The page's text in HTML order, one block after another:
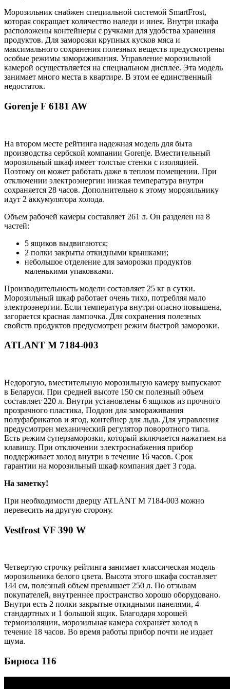
Морозильник снабжен специальной системой SmartFrost,
которая сокращает количество наледи и инея. Внутри шкафа
расположены контейнеры с ручками для удобства хранения
продуктов. Для заморозки крупных кусков мяса и
максимального сохранения полезных веществ предусмотрены
особые режимы замораживания. Управление морозильной
камерой осуществляется на специальном дисплее. Эта модель
занимает много места в квартире. В этом ее единственный
недостаток.
Gorenje F 6181 AW
На втором месте рейтинга надежная модель для быта
производства сербской компании Gorenje. Вместительный
морозильный шкаф имеет толстые стенки с изоляцией.
Поэтому он может работать даже в теплом помещении. При
отключении электроэнергии низкая температура внутри
сохраняется 28 часов. Дополнительно к этому морозильнику
идут 2 аккумулятора холода.
Объем рабочей камеры составляет 261 л. Он разделен на 8
частей:
5 ящиков выдвигаются;
2 полки закрыты откидными крышками;
небольшое отделение для заморозки продуктов
маленькими упаковками.
Производительность модели составляет 25 кг в сутки.
Морозильный шкаф работает очень тихо, потребляя мало
электроэнергии. Если температура внутри опасно повышена,
загорается красная лампочка. Для сохранения полезных
свойств продуктов предусмотрен режим быстрой заморозки.
ATLANT М 7184-003
Недорогую, вместительную морозильную камеру выпускают
в Беларуси. При средней высоте 150 см полезный объем
составляет 220 л. Внутри установлены 6 ящиков из прочного
прозрачного пластика, Поддон для замораживания
полуфабрикатов и ягод, контейнер для льда. Для управления
предусмотрен механический регулятор поворотного типа.
Есть режим суперзаморозки, который включается нажатием на
клавишу. При отключении электроснабжения прибор
поддерживает холод внутри в течение 16 часов. Срок
гарантии на морозильный шкаф компания дает 3 года.
На заметку!
При необходимости дверцу ATLANT М 7184-003 можно
перевесить на другую сторону.
Vestfrost VF 390 W
Четвертую строчку рейтинга занимает классическая модель
морозильника белого цвета. Высота этого шкафа составляет
144 см, полезный объем превышает 250 л. По отзывам
покупателей, внутреннее пространство хорошо оборудовано.
Внутри есть 2 полки закрытые откидными панелями, 4
стандартных и 1 большой ящик. Благодаря хорошей
термоизоляции, морозильная камера сохраняет холод в
течение 18 часов. Во время работы прибор почти не издает
шума.
Бирюса 116